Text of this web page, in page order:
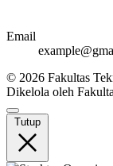
Email
© 2026 Fakultas
Dikelola oleh
Tutup